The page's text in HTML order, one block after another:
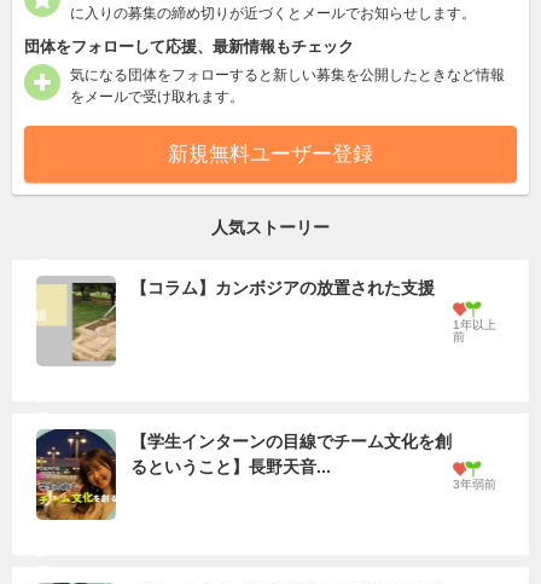
に入りの募集の締め切りが近づくとメールでお知らせします。
団体をフォローして応援、最新情報もチェック
気になる団体をフォローすると新しい募集を公開したときなど情報
をメールで受け取れます。
新規無料ユーザー登録
人気ストーリー
【コラム】カンボジアの放置された支援
1年以上
前
【学生インターンの目線でチーム文化を創
るということ】長野天音...
3年弱前